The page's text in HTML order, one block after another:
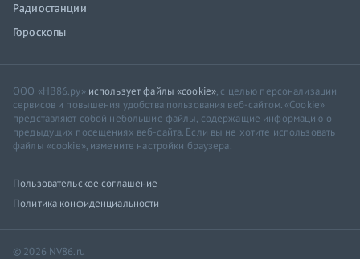
Радиостанции
Гороскопы
ООО «НВ86.ру» использует файлы «cookie», с целью персонализации
сервисов и повышения удобства пользования веб-сайтом. «Cookie»
представляют собой небольшие файлы, содержащие информацию о
предыдущих посещениях веб-сайта. Если вы не хотите использовать
файлы «cookie», измените настройки браузера.
Пользовательское соглашение
Политика конфиденциальности
© 2026 NV86.ru